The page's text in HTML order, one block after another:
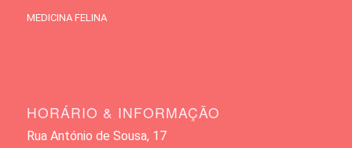
MEDICINA FELINA
HORÁRIO & INFORMAÇÃO
Rua António de Sousa, 17